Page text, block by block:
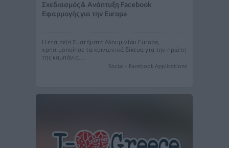
Σχεδιασμός & Ανάπτυξη Facebook
Εφαρμογής για την Europa
Η εταιρεία Συστήματα Αλουμινίου Europa,
χρησιμοποίησε τα κοινωνικά δίκτυα για την πρώτη
της καμπάνια…
Social - Facebook Applications